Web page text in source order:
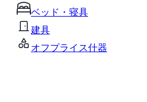
ベッド・寝具
建具
オフプライス什器